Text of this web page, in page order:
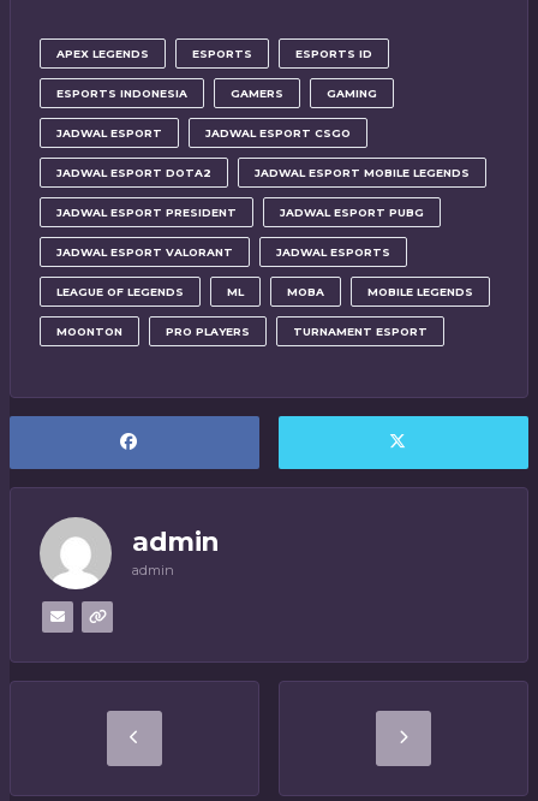
APEX LEGENDS ESPORTS ESPORTS ID
ESPORTS INDONESIA GAMERS GAMING
JADWAL ESPORT JADWAL ESPORT CSGO
JADWAL ESPORT DOTA2 JADWAL ESPORT MOBILE LEGENDS
JADWAL ESPORT PRESIDENT JADWAL ESPORT PUBG
JADWAL ESPORT VALORANT JADWAL ESPORTS
LEAGUE OF LEGENDS ML MOBA MOBILE LEGENDS
MOONTON PRO PLAYERS TURNAMENT ESPORT
admin
admin